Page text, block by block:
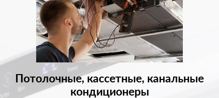
Потолочные, кассетные, канальные
кондиционеры